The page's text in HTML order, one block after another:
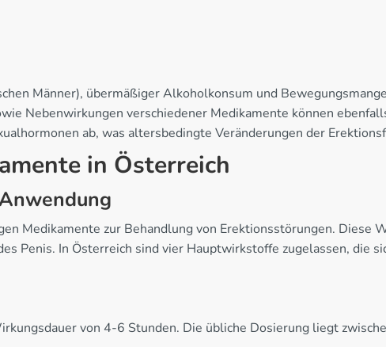
Männer), übermäßiger Alkoholkonsum und
Nebenwirkungen verschiedener Medikamente können
ab, was altersbedingte Veränderungen der
in Österreich
Medikamente zur Behandlung von Erektionsstörungen. Diese
Penis. In Österreich sind vier Hauptwirkstoffe zugelassen, die
von 4-6 Stunden. Die übliche Dosierung liegt